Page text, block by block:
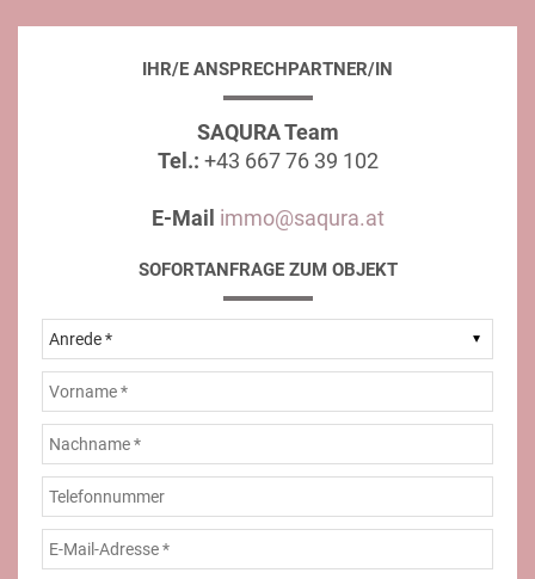
IHR/E ANSPRECHPARTNER/IN
SAQURA Team
Tel.: +43 667 76 39 102
E-Mail immo@saqura.at
SOFORTANFRAGE ZUM OBJEKT